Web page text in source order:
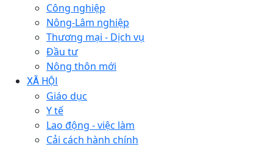
Công nghiệp
Nông-Lâm nghiệp
Thương mại - Dịch vụ
Đầu tư
Nông thôn mới
XÃ HỘI
Giáo dục
Y tế
Lao động - việc làm
Cải cách hành chính